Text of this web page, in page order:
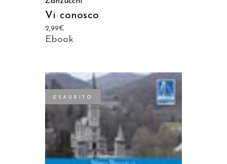
Vi conosco
2,99€
Ebook
ESAURITO